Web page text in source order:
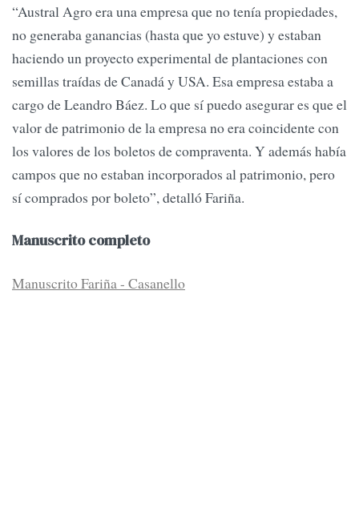
“Austral Agro era una empresa que no tenía propiedades,
no generaba ganancias (hasta que yo estuve) y estaban
haciendo un proyecto experimental de plantaciones con
semillas traídas de Canadá y USA. Esa empresa estaba a
cargo de Leandro Báez. Lo que sí puedo asegurar es que el
valor de patrimonio de la empresa no era coincidente con
los valores de los boletos de compraventa. Y además había
campos que no estaban incorporados al patrimonio, pero
sí comprados por boleto”, detalló Fariña.
Manuscrito completo
Manuscrito Fariña - Casanello